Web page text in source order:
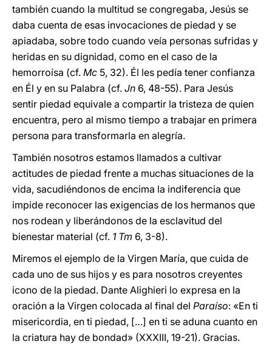
también cuando la multitud se congregaba, Jesús se
daba cuenta de esas invocaciones de piedad y se
apiadaba, sobre todo cuando veía personas sufridas y
heridas en su dignidad, como en el caso de la
hemorroísa (cf. Mc 5, 32). Él les pedía tener confianza
en Él y en su Palabra (cf. Jn 6, 48-55). Para Jesús
sentir piedad equivale a compartir la tristeza de quien
encuentra, pero al mismo tiempo a trabajar en primera
persona para transformarla en alegría.
También nosotros estamos llamados a cultivar
actitudes de piedad frente a muchas situaciones de la
vida, sacudiéndonos de encima la indiferencia que
impide reconocer las exigencias de los hermanos que
nos rodean y liberándonos de la esclavitud del
bienestar material (cf. 1 Tm 6, 3-8).
Miremos el ejemplo de la Virgen María, que cuida de
cada uno de sus hijos y es para nosotros creyentes
icono de la piedad. Dante Alighieri lo expresa en la
oración a la Virgen colocada al final del Paraíso: «En ti
misericordia, en ti piedad, […] en ti se aduna cuanto en
la criatura hay de bondad» (XXXIII, 19-21). Gracias.